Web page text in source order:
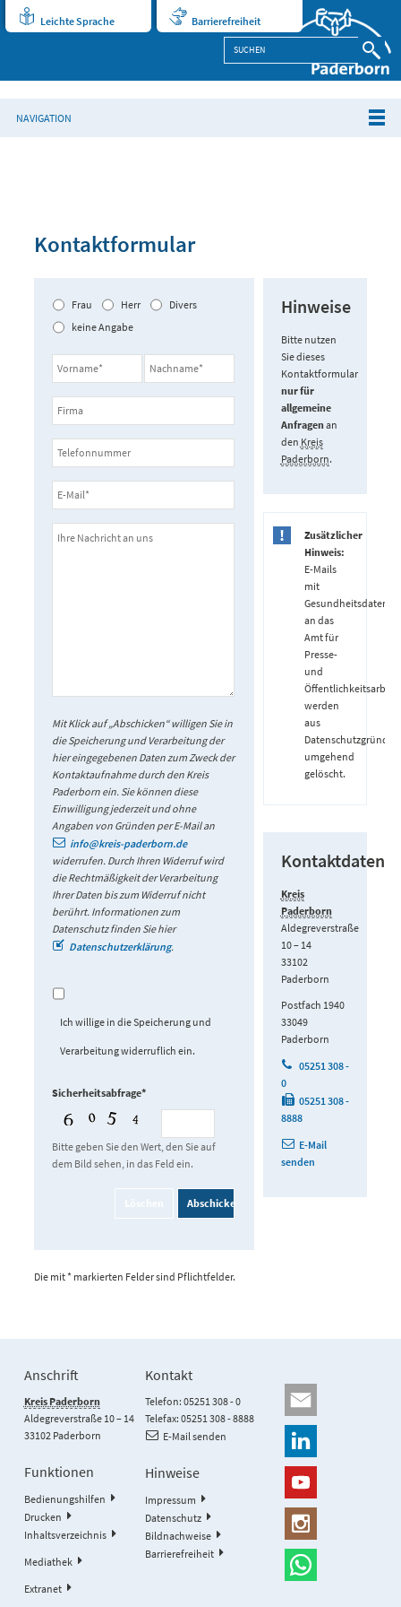
Leichte Sprache Barrierefreiheit
NAVIGATION
Kontaktformular
Frau Herr
Divers
keine Angabe
Mit Klick auf „Abschicken“ willigen Sie in
die Speicherung und Verarbeitung der
hier eingegebenen Daten zum Zweck der
Kontaktaufnahme durch den Kreis
Paderborn ein. Sie können diese
Einwilligung jederzeit und ohne
Angaben von Gründen per E-Mail an
info@kreis-paderborn.de
widerrufen. Durch Ihren Widerruf wird
die Rechtmäßigkeit der Verarbeitung
Ihrer Daten bis zum Widerruf nicht
berührt. Informationen zum
Datenschutz finden Sie hier
Datenschutzerklärung.
Ich willige in die Speicherung und
Verarbeitung widerruflich ein.
Sicherheitsabfrage*
Bitte geben Sie den Wert, den Sie auf
dem Bild sehen, in das Feld ein.
Abschicken
Die mit * markierten Felder sind Pflichtfelder.
Hinweise
Bitte nutzen
Sie dieses
Kontaktformular
nur für
allgemeine
Anfragenan
den Kreis
Paderborn.
Zusätzlicher
Hinweis:
E-Mails
mit
Gesundheitsdaten
an das
Amt für
Presse-
und
Öffentlichkeitsarbeit
werden
aus
Datenschutzgründen
umgehend
gelöscht.
Kontaktdaten
Kreis
Paderborn
Aldegreverstraße
10 – 14
33102
Paderborn
Postfach 1940
33049
Paderborn
05251 308 -
0
05251 308 -
8888
E-Mail
senden
Anschrift
Kreis Paderborn
Aldegreverstraße 10 – 14
33102 Paderborn
Kontakt
Telefon: 05251 308 - 0
Telefax: 05251 308 - 8888
E-Mail senden
Funktionen
Bedienungshilfen
Drucken
Inhaltsverzeichnis
Mediathek
Extranet
Hinweise
Impressum
Datenschutz
Bildnachweise
Barrierefreiheit